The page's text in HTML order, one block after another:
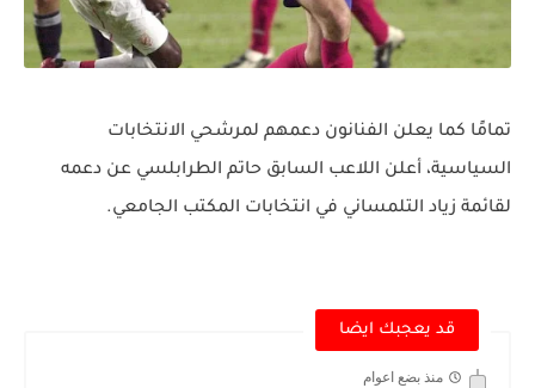
تمامًا كما يعلن الفنانون دعمهم لمرشحي الانتخابات
السياسية، أعلن اللاعب السابق حاتم الطرابلسي عن دعمه
لقائمة زياد التلمساني في انتخابات المكتب الجامعي.
قد يعجبك ايضا
منذ بضع اعوام